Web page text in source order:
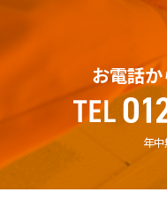
お電話
年